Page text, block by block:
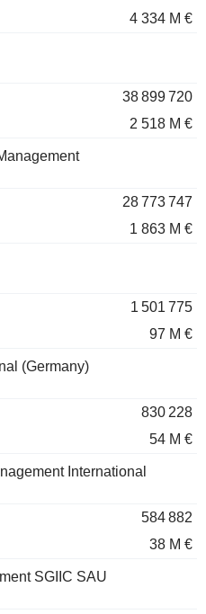
4 334 M €
38 899 720
2 518 M €
28 773 747
1 863 M €
1 501 775
97 M €
(Germany)
830 228
54 M €
International
584 882
38 M €
SGIIC SAU